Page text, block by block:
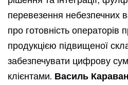
перевезення небезпечних
про готовність операторів
продукцією підвищеної
забезпечувати цифрову
клієнтами. Василь Караван